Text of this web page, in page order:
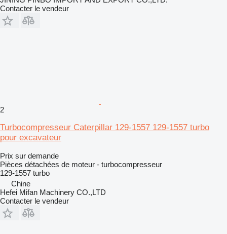
Contacter le vendeur
2
Turbocompresseur Caterpillar 129-1557 129-1557 turbo
pour excavateur
Prix sur demande
Pièces détachées de moteur - turbocompresseur
129-1557 turbo
Chine
Hefei Mifan Machinery CO.,LTD
Contacter le vendeur